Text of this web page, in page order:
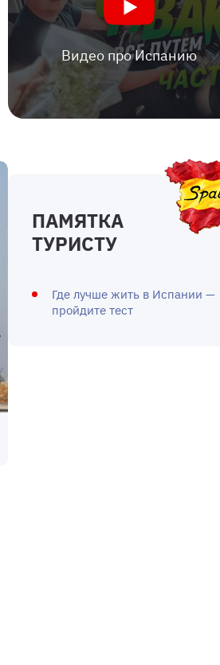
Видео про Испанию
ПАМЯТКА
ТУРИСТУ
Где лучше жить в Испании —
пройдите тест